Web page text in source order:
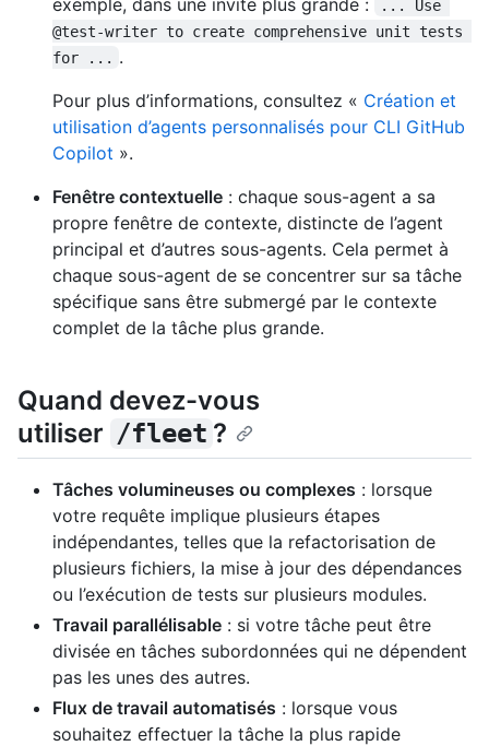
... Use
@test-writer to create comprehensive unit tests
for ... .
Pour plus d’informations, consultez « Création et
utilisation d’agents personnalisés pour CLI GitHub
Copilot ».
Fenêtre contextuelle : chaque sous-agent a sa
propre fenêtre de contexte, distincte de l’agent
principal et d’autres sous-agents. Cela permet à
chaque sous-agent de se concentrer sur sa tâche
spécifique sans être submergé par le contexte
complet de la tâche plus grande.
Quand devez-vous
utiliser /fleet ?
Tâches volumineuses ou complexes : lorsque
votre requête implique plusieurs étapes
indépendantes, telles que la refactorisation de
plusieurs fichiers, la mise à jour des dépendances
ou l’exécution de tests sur plusieurs modules.
Travail parallélisable : si votre tâche peut être
divisée en tâches subordonnées qui ne dépendent
pas les unes des autres.
Flux de travail automatisés : lorsque vous
souhaitez effectuer la tâche la plus rapide